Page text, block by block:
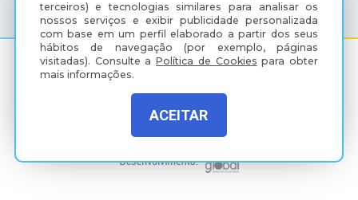
terceiros) e tecnologias similares para analisar os
nossos serviços e exibir publicidade personalizada
com base em um perfil elaborado a partir dos seus
hábitos de navegação (por exemplo, páginas
visitadas). Consulte aPolítica de Cookies para obter
mais informações.
ACEITAR
Política de Privacidade